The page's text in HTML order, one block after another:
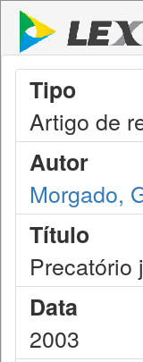
Tipo
Artigo de
Autor
Morgado,
Título
Precatório
Data
2003